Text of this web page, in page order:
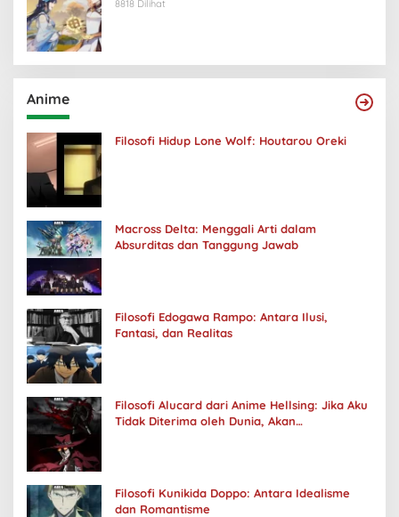
8818 Dilihat
Anime
Filosofi Hidup Lone Wolf: Houtarou Oreki
Macross Delta: Menggali Arti dalam
Absurditas dan Tanggung Jawab
Filosofi Edogawa Rampo: Antara Ilusi,
Fantasi, dan Realitas
Filosofi Alucard dari Anime Hellsing: Jika Aku
Tidak Diterima oleh Dunia, Akan
Filosofi Kunikida Doppo: Antara Idealisme
dan Romantisme